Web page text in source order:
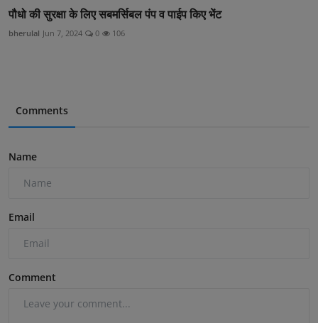
पौधो की सुरक्षा के लिए सबमर्सिबल पंप व पाईप किए भेंट
bherulal Jun 7, 2024 0 106
Comments
Name
Email
Comment